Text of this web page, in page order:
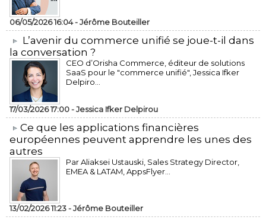
06/05/2026 16:04 -Jérôme Bouteiller
L’avenir du commerce unifié se joue-t-il dans
la conversation ?
CEO d’Orisha Commerce, éditeur de solutions
SaaS pour le "commerce unifié", Jessica Ifker
Delpiro...
17/03/2026 17:00 -Jessica Ifker Delpirou
​Ce que les applications financières
européennes peuvent apprendre les unes des
autres
Par Aliaksei Ustauski, Sales Strategy Director,
EMEA & LATAM, AppsFlyer...
13/02/2026 11:23 -Jérôme Bouteiller